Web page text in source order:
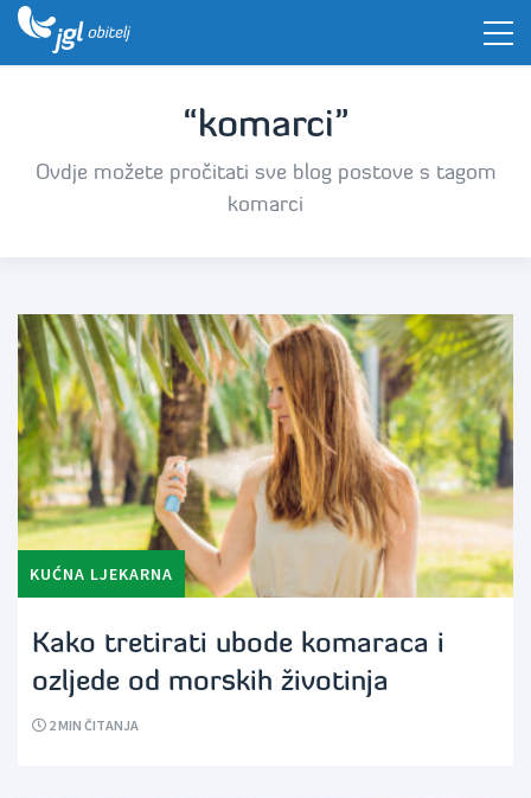
“komarci”
Ovdje možete pročitati sve blog postove s tagom
komarci
KUĆNA LJEKARNA
Kako tretirati ubode komaraca i
ozljede od morskih životinja
2MIN ČITANJA